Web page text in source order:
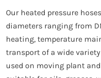
Our heated pressure
diameters ranging from
heating, temperature
transport of a wide
used on moving plant